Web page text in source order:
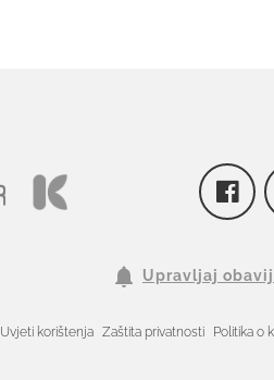
Upravljaj
Uvjeti korištenja Zaštita privatnosti Politika o